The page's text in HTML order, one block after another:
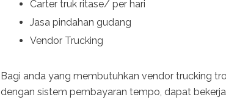
Carter truk ritase/ per hari
Jasa pindahan gudang
Vendor Trucking
Bagi anda yang membutuhkan vendor trucking
dengan sistem pembayaran tempo, dapat